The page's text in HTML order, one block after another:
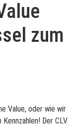
zum
Value, oder wie wir
Der CLV